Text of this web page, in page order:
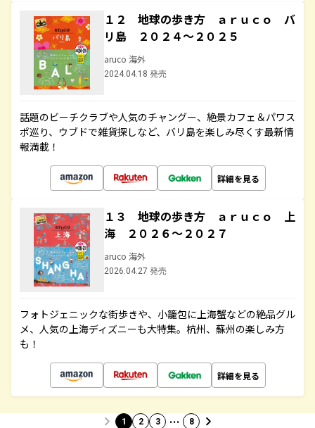
１２ 地球の歩き方 ａｒｕｃｏ バ
リ島 ２０２４～２０２５
aruco 海外
2024.04.18 発売
話題のビーチクラブや人気のチャングー、絶景カフェ＆パワス
ポ巡り、ウブドで雑貨探しなど、バリ島を楽しみ尽くす最新情
報満載！
詳細を見る
１３ 地球の歩き方 ａｒｕｃｏ 上
海 ２０２６～２０２７
aruco 海外
2026.04.27 発売
フォトジェニックな街歩きや、小籠包に上海蟹などの絶品グル
メ、人気の上海ディズニーも大特集。杭州、蘇州の楽しみ方
も！
詳細を見る
1 2 3 … 8